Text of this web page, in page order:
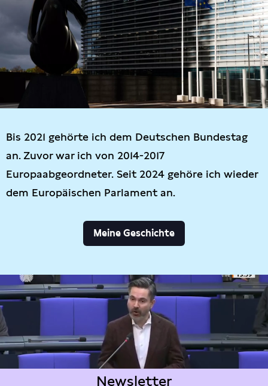
Bis 2021 gehörte ich dem Deutschen Bundestag
an. Zuvor war ich von 2014-2017
Europaabgeordneter. Seit 2024 gehöre ich wieder
dem Europäischen Parlament an.
Meine Geschichte
Newsletter